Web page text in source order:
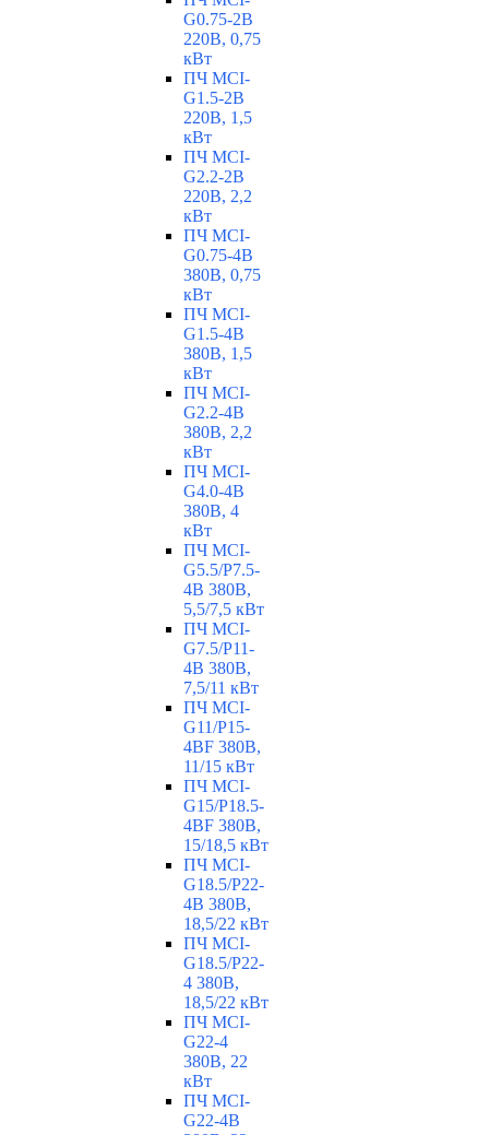
G0.75-2B
220В, 0,75
кВт
ПЧ MCI-
G1.5-2B
220В, 1,5
кВт
ПЧ MCI-
G2.2-2B
220В, 2,2
кВт
ПЧ MCI-
G0.75-4B
380В, 0,75
кВт
ПЧ MCI-
G1.5-4B
380В, 1,5
кВт
ПЧ MCI-
G2.2-4B
380В, 2,2
кВт
ПЧ MCI-
G4.0-4B
380В, 4
кВт
ПЧ MCI-
G5.5/Р7.5-
4B 380В,
5,5/7,5 кВт
ПЧ MCI-
G7.5/P11-
4B 380В,
7,5/11 кВт
ПЧ MCI-
G11/P15-
4BF 380В,
11/15 кВт
ПЧ MCI-
G15/P18.5-
4BF 380В,
15/18,5 кВт
ПЧ MCI-
G18.5/P22-
4B 380В,
18,5/22 кВт
ПЧ MCI-
G18.5/P22-
4 380В,
18,5/22 кВт
ПЧ MCI-
G22-4
380В, 22
кВт
ПЧ MCI-
G22-4B